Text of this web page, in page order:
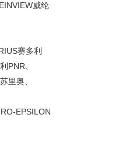
威纶
赛多利
PNR、
里奥、
EPSILON